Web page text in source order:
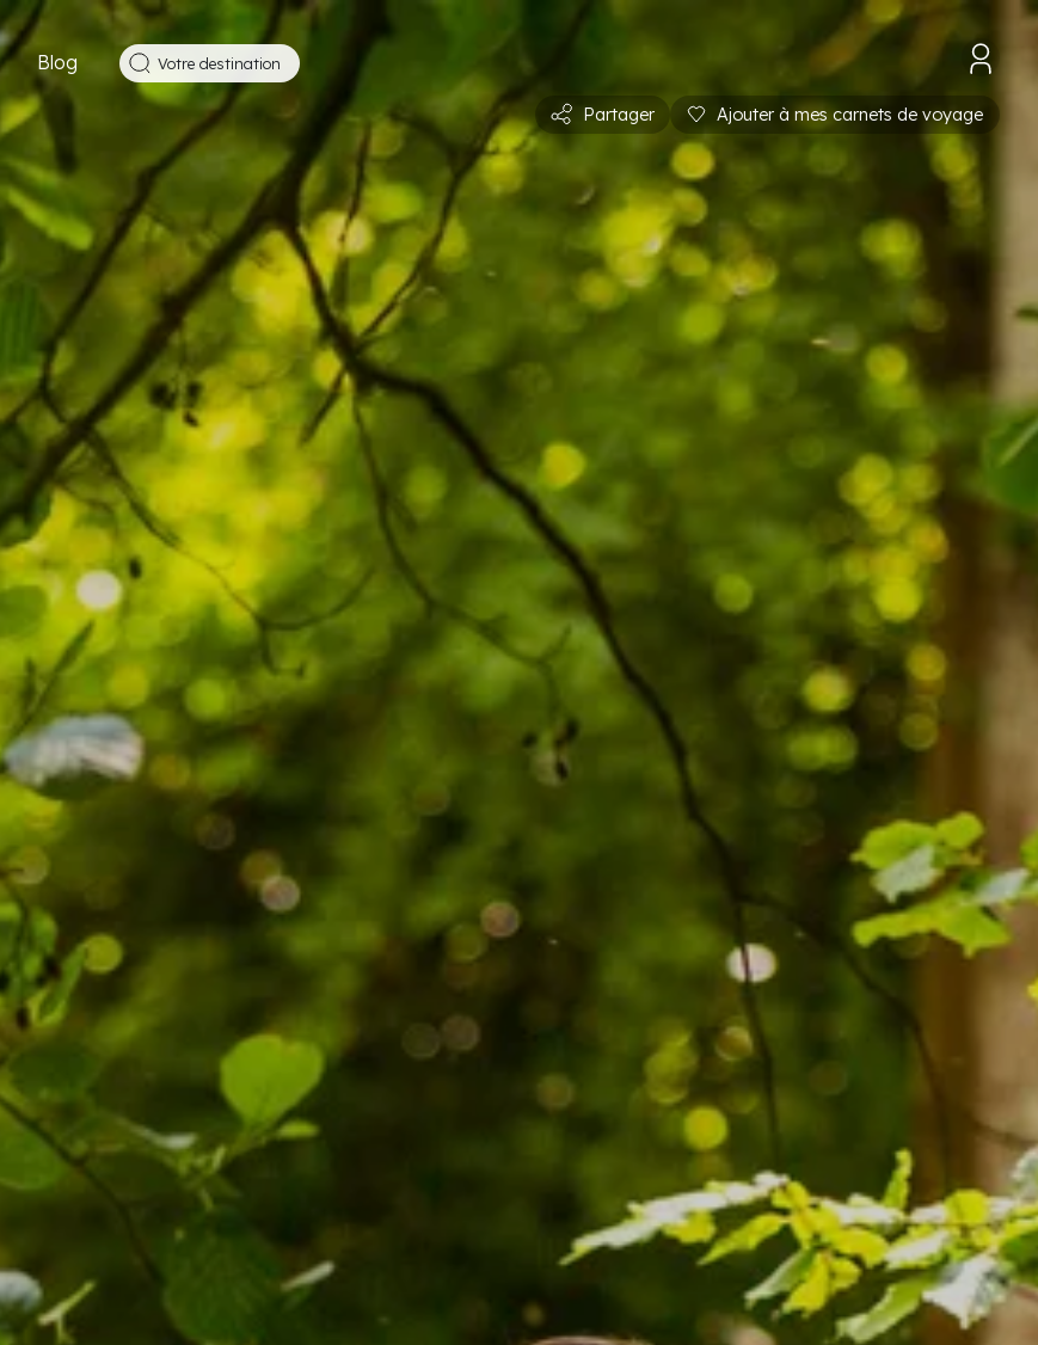
Partager Ajouter à mes carnets de voyage
Blog Votre destination